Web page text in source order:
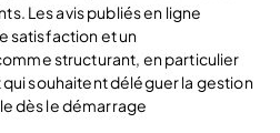
Les avis publiés en ligne
satisfaction et un
structurant, en particulier
souhaitent déléguer la gestion
dès le démarrage